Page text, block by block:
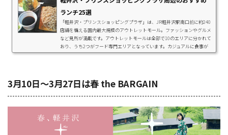
ランチ25選
「軽井沢・プリンスショッピングプラザ」は、JR軽井沢駅南口前に約240
店舗を構える国内最大規模のアウトレットモール。ファッションやグルメ
など見所が満載です。アウトレットモールは全部で10のエリアに分かれて
おり、うち2つがフード専門エリアとなっています。カジュアルに食事が
できる「フードコート」や、店内でゆったりと食事が楽しめる「軽井沢 味
井沢・プリンスショッピングプラザとそ...
3月10日～3月27日は春 the BARGAIN